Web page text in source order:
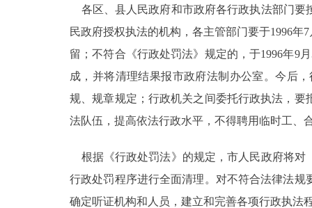
ITALIANO
各区、县人民政府和市政府各行政执法部门要
民政府授权执法的机构，各主管部门要于1996
留；不符合《行政处罚法》规定的，于1996年9
成，并将清理结果报市政府法制办公室。今后
规、规章规定；行政机关之间委托行政执法，
法队伍，提高依法行政水平，不得聘用临时工、
根据《行政处罚法》的规定，市人民政府将对
行政处罚程序进行全面清理。对不符合法律法
确定听证机构和人员，建立和完善各项行政执法